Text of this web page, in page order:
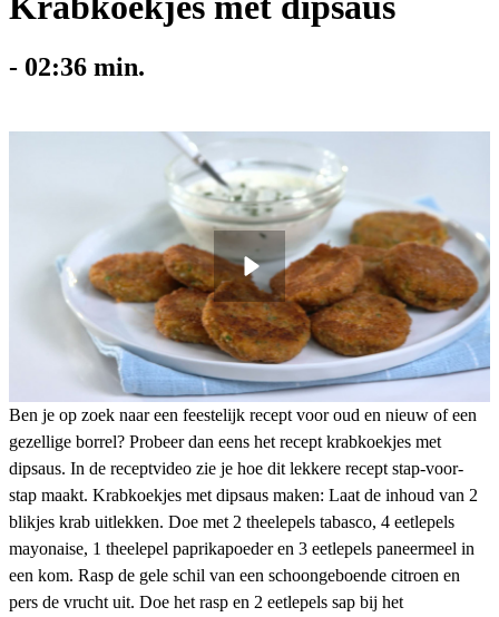
- 02:36 min.
Ben je op zoek naar een feestelijk recept voor oud en nieuw of een
gezellige borrel? Probeer dan eens het recept krabkoekjes met
dipsaus. In de receptvideo zie je hoe dit lekkere recept stap-voor-
stap maakt. Krabkoekjes met dipsaus maken: Laat de inhoud van 2
blikjes krab uitlekken. Doe met 2 theelepels tabasco, 4 eetlepels
mayonaise, 1 theelepel paprikapoeder en 3 eetlepels paneermeel in
een kom. Rasp de gele schil van een schoongeboende citroen en
pers de vrucht uit. Doe het rasp en 2 eetlepels sap bij het